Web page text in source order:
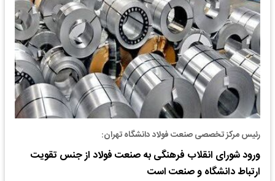
رئیس مرکز تخصصی صنعت فولاد دانشگاه تهران:
ورود شورای‌ انقلاب فرهنگی به صنعت فولاد از جنس تقویت
ارتباط دانشگاه و صنعت است